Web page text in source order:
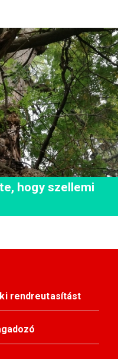
hogy szellemi
rendreutasítást